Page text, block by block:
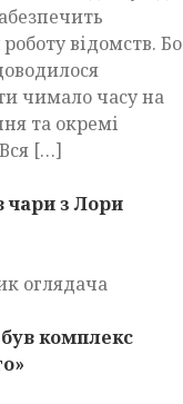
відомств. Бо
чимало часу на
та окремі
[…]
чари з Лори
оглядача
комплекс